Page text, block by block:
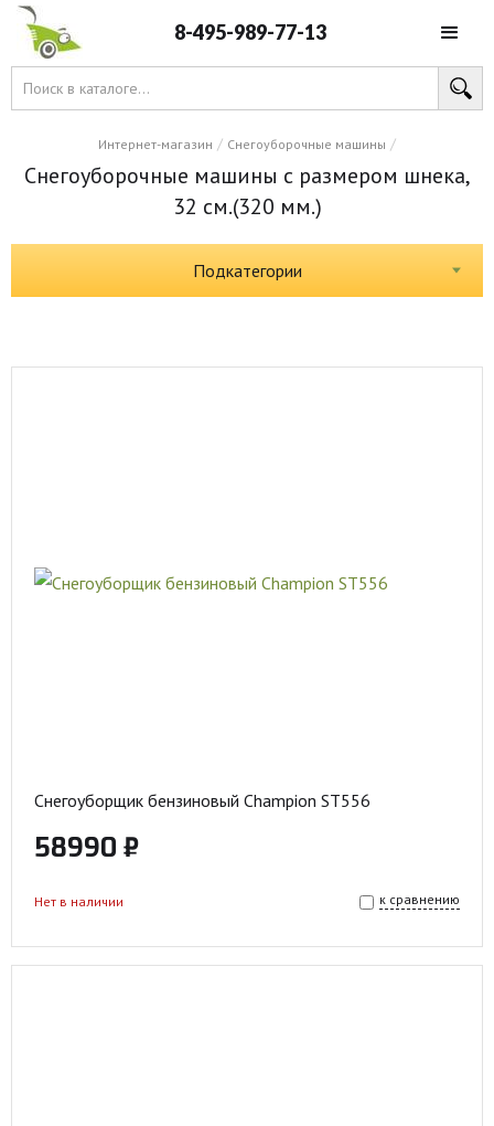
8-495-989-77-13
Интернет-магазин / Снегоуборочные машины /
Снегоуборочные машины с размером шнека,
32 см.(320 мм.)
Подкатегории
Снегоуборщик бензиновый Champion ST556
58990 ₽
к сравнению
Нет в наличии